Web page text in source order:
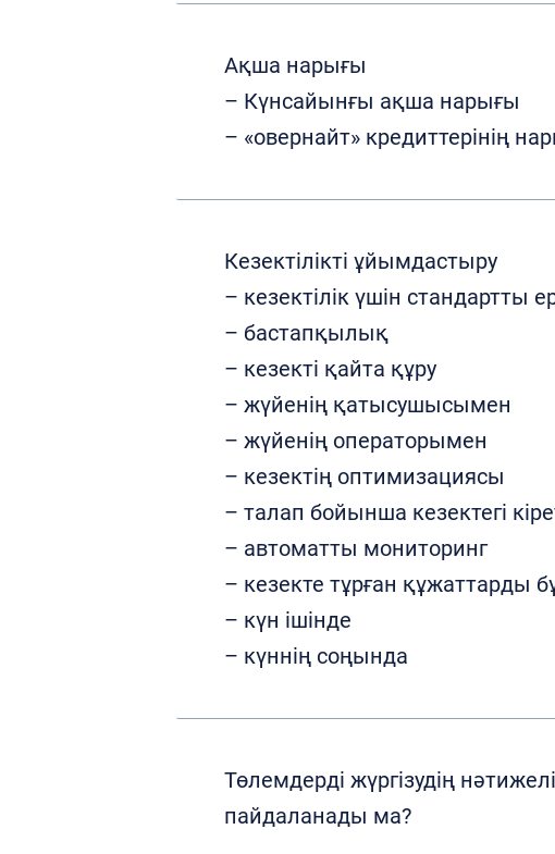
Ақша нарығы
– Күнсайынғы ақша нарығы
– «овернайт» кредиттерінің
Кезектілікті ұйымдастыру
– кезектілік үшін стандартты
– бастапқылық
– кезекті қайта құру
– жүйенің қатысушысымен
– жүйенің операторымен
– кезектің оптимизациясы
– талап бойынша кезектегі
– автоматты мониторинг
– кезекте тұрған құжаттарды
– күн ішінде
– күннің соңында
Төлемдерді жүргізудің
пайдаланады ма?